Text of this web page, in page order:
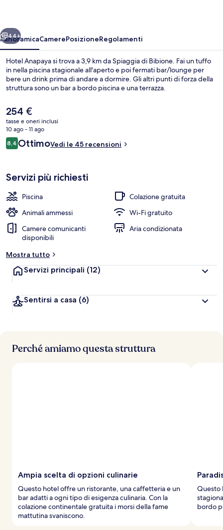
Esterni
Avanti
44+
PanoramicaCamerePosizioneRegolamenti
Hotel Anapaya si trova a 3,9 km da Spiaggia di Bibione. Fai un tuffo
in nella piscina stagionale all'aperto e poi fermati bar/lounge per
bere un drink prima di andare a dormire. Gli altri punti di forza della
struttura sono un bar a bordo piscina e una terrazza.
Il
prezzo
attuale
è
254 €
254 €
tasse e oneri inclusi
10 ago - 11 ago
Recensioni
8,48,4 su 10
OttimoVedi le 45 recensioni
Servizi più richiesti
Piscina
Colazione gratuita
Animali ammessi
Wi-Fi gratuito
Camere comunicanti
disponibili
Aria condizionata
Mostra tutto
Servizi principali (12)
Sentirsi a casa (6)
Perché amiamo questa struttura
Ampia scelta di opzioni culinarie
Questo hotel offre un ristorante, una caffetteria e un
bar adatti a ogni tipo di esigenza culinaria. Con la
colazione continentale gratuita i morsi della fame
mattutina svaniscono.
Questo
bordo